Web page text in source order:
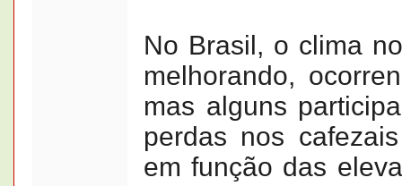
No Brasil, o clima
melhorando,
mas alguns
perdas nos
em função das